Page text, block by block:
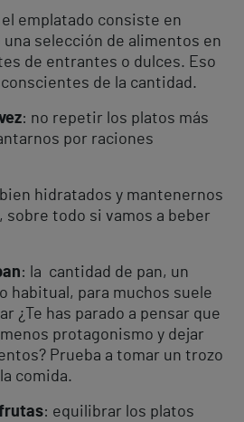
el emplatado consiste en
selección de alimentos en
de entrantes o dulces. Eso
de la cantidad.
: no repetir los platos más
por raciones
hidratados y mantenernos
sobre todo si vamos a beber
: la cantidad de pan, un
habitual, para muchos suele
¿Te has parado a pensar que
protagonismo y dejar
Prueba a tomar un trozo
comida.
: equilibrar los platos